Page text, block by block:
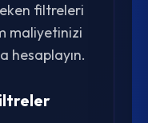
filtreleri
maliyetinizi
hesaplayın.